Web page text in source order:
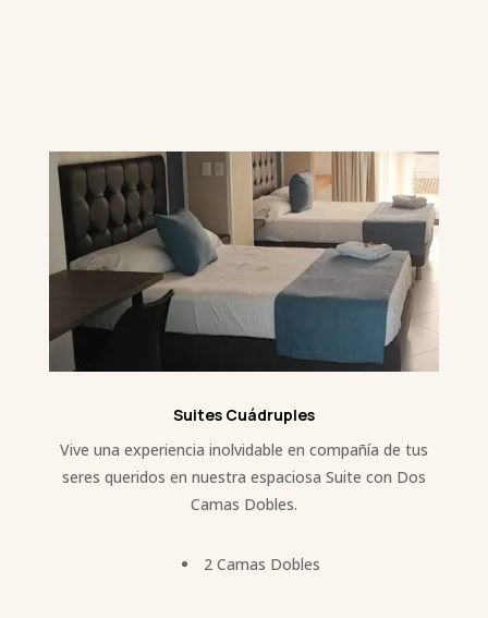
Suites Cuádruples
Vive una experiencia inolvidable en compañía de tus
seres queridos en nuestra espaciosa Suite con Dos
Camas Dobles.
2 Camas Dobles